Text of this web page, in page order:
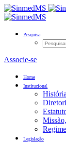
Pesquisa
Associe-se
Home
Institucional
História
Legislação